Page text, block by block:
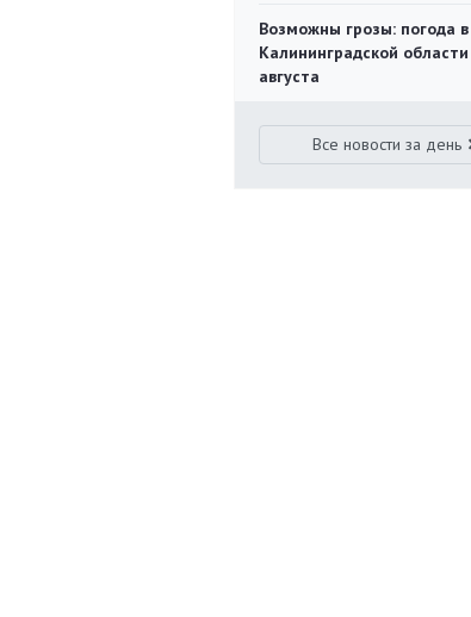
Возможны грозы: погода в
Калининградской
августа
Все новости за день